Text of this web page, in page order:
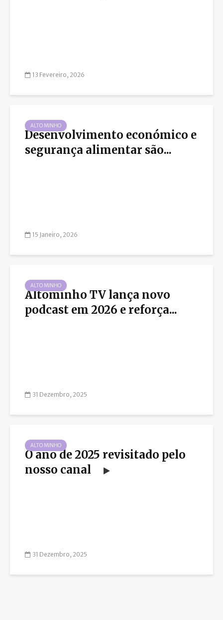
13 Fevereiro, 2026
ALTO MINHO
Desenvolvimento económico e
segurança alimentar são...
15 Janeiro, 2026
ALTO MINHO
Altominho TV lança novo
podcast em 2026 e reforça...
31 Dezembro, 2025
ALTO MINHO
O ano de 2025 revisitado pelo
nosso canal
31 Dezembro, 2025